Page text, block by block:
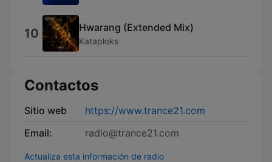
10 Hwarang (Extended Mix)
Kataploks
Contactos
Sitio web
https://www.trance21.com
Email:
radio@trance21.com
Actualiza esta información de radio